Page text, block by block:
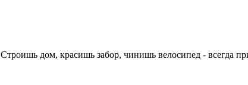
дом, красишь забор, чинишь велосипед - всегда